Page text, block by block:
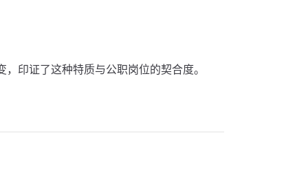
印证了这种特质与公职岗位的契合度。